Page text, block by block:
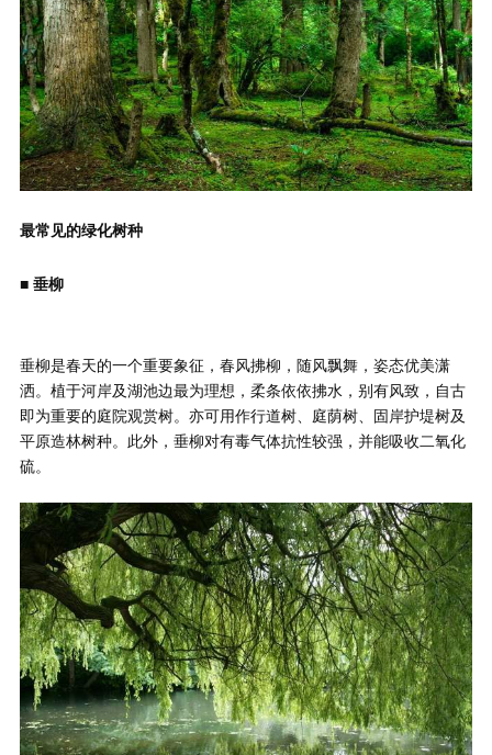
最常见的绿化树种
■ 垂柳
垂柳是春天的一个重要象征，春风拂柳，随风飘舞，姿态优美潇
洒。植于河岸及湖池边最为理想，柔条依依拂水，别有风致，自古
即为重要的庭院观赏树。亦可用作行道树、庭荫树、固岸护堤树及
平原造林树种。此外，垂柳对有毒气体抗性较强，并能吸收二氧化
硫。